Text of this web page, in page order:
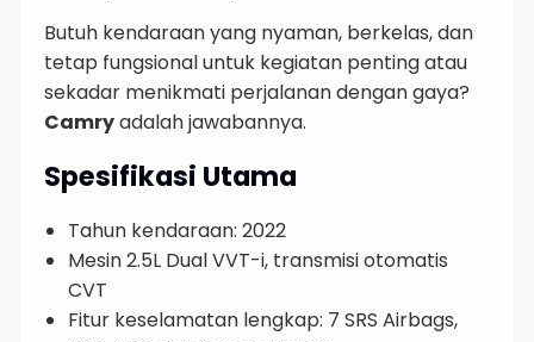
Butuh kendaraan yang nyaman, berkelas, dan
tetap fungsional untuk kegiatan penting atau
sekadar menikmati perjalanan dengan gaya?
Camryadalah jawabannya.
Spesifikasi Utama
Tahun kendaraan: 2022
Mesin 2.5L Dual VVT-i, transmisi otomatis
CVT
Fitur keselamatan lengkap: 7 SRS Airbags,